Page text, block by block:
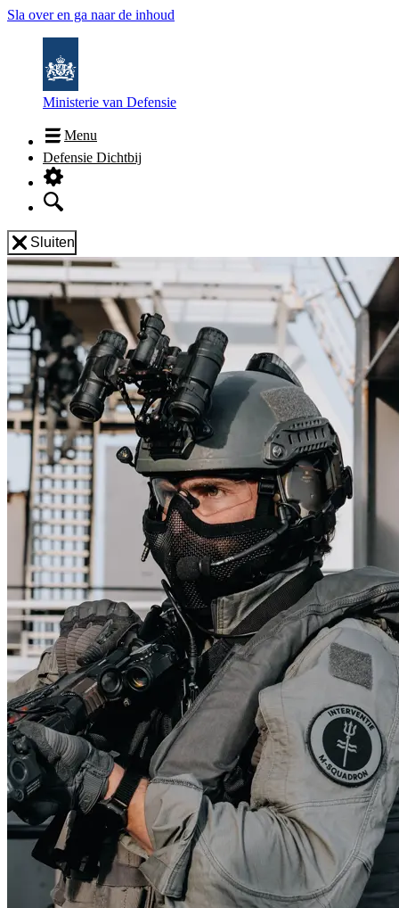
Sla over en ga naar de inhoud
Ministerie van Defensie
Menu
Defensie Dichtbij
Sluiten